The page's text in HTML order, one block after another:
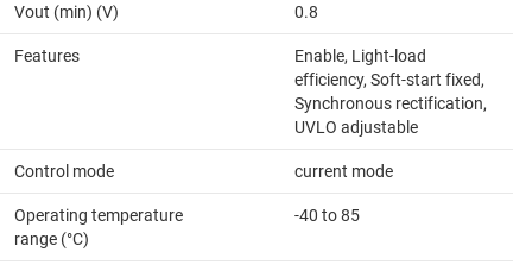
Vout (min) (V) 0.8
Features
Enable, Light-load
efficiency, Soft-start fixed,
Synchronous rectification,
UVLO adjustable
Control mode current mode
Operating temperature
range (°C)
-40 to 85